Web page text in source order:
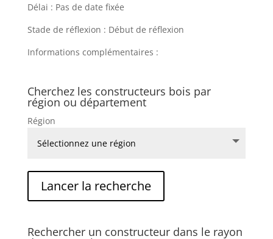
Délai : Pas de date fixée
Stade de réflexion : Début de réflexion
Informations complémentaires :
Cherchez les constructeurs bois par
région ou département
Région
Rechercher un constructeur dans le rayon